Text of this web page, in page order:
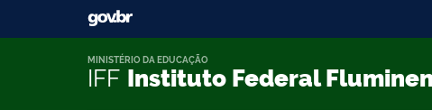
IFF Instituto Federal
MINISTÉRIO DA EDUCAÇÃO